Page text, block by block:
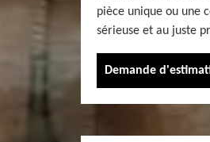
pièce unique ou une
sérieuse et au juste
Demande